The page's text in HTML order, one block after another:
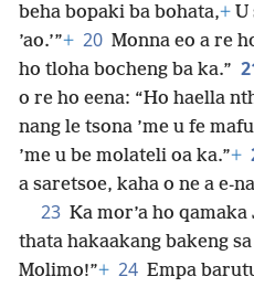
beha bopaki ba bohata,+ U
’ao.’”+ 20 Monna eo a re
ho tloha bocheng ba ka.”
o re ho eena: “Ho haella
nang le tsona ’me u fe
’me u be molateli oa ka.”+
a saretsoe, kaha o ne a e-
23 Ka mor’a ho
thata hakaakang bakeng
Molimo!”+ 24 Empa